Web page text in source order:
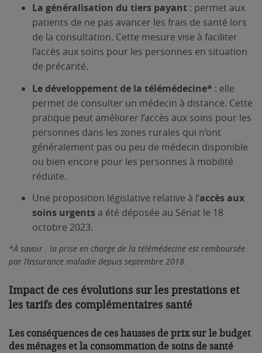
La généralisation du tiers payant : permet aux
patients de ne pas avancer les frais de santé lors
de la consultation. Cette mesure vise à faciliter
l’accès aux soins pour les personnes en situation
de précarité.
Le développement de la télémédecine* : elle
permet de consulter un médecin à distance. Cette
pratique peut améliorer l’accès aux soins pour les
personnes dans les zones rurales qui n’ont
généralement pas ou peu de médecin disponible
ou bien encore pour les personnes à mobilité
réduite.
Une proposition législative relative à l’accès aux
soins urgents a été déposée au Sénat le 18
octobre 2023.
*À savoir : la prise en charge de la télémédecine est remboursée
par l’assurance maladie depuis septembre 2018.
Impact de ces évolutions sur les prestations et
les tarifs des complémentaires santé
Les conséquences de ces hausses de prix sur le budget
des ménages et la consommation de soins de santé